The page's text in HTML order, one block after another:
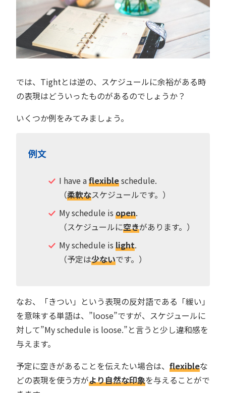
では、Tightとは逆の、スケジュールに余裕がある時
の表現はどういったものがあるのでしょうか？
いくつか例をみてみましょう。
例文
I have aflexibleschedule.
（柔軟なスケジュールです。）
My schedule is open.
（スケジュールに空きがあります。）
My schedule is light.
（予定は少ないです。）
なお、「きつい」という表現の反対語である「緩い」
を意味する単語は、”loose”ですが、スケジュールに
対して”My schedule is loose.”と言うと少し違和感を
与えます。
予定に空きがあることを伝えたい場合は、 flexibleな
どの表現を使う方がより自然な印象を与えることがで